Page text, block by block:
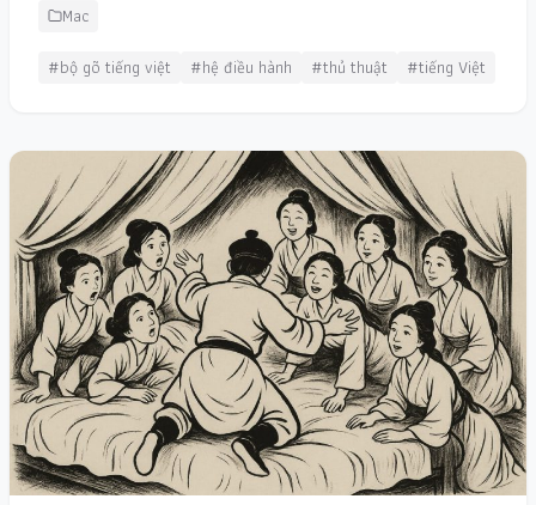
Mac
#bộ gõ tiếng việt
#hệ điều hành #thủ thuật #tiếng Việt